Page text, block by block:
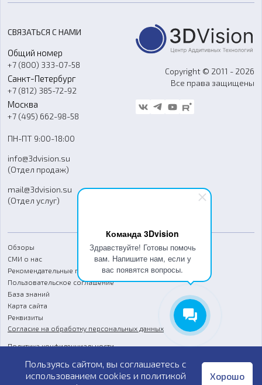
Команда 3Dvision
Здравствуйте! Готовы помочь
вам. Напишите нам, если у
вас появятся вопросы.
Оборудование и материалы для вакуумного литья
Аксессуары и прочее оборудование
Программное обеспечение
Ремонт и услуги
О компании
Контакты
Гос. закупки
Стать дилером
Блог
FAQ
СВЯЗАТЬСЯ С НАМИ
Общий номер
+7 (800) 333-07-58
Санкт-Петербург
+7 (812) 385-72-92
Москва
+7 (495) 662-98-58
ПН-ПТ 9:00-18:00
info@3dvision.su
(Отдел продаж)
mail@3dvision.su
(Отдел услуг)
Copyright © 2011 - 2026
Все права защищены
Обзоры
СМИ о нас
Рекомендательные письма
Пользовательское соглашение
База знаний
Карта сайта
Реквизиты
Согласие на обработку персональных данных
Политика конфиденциальности
Публичная оферта
Пользуясь сайтом, вы соглашаетесь с
использованием cookies и политикой
Хорошо